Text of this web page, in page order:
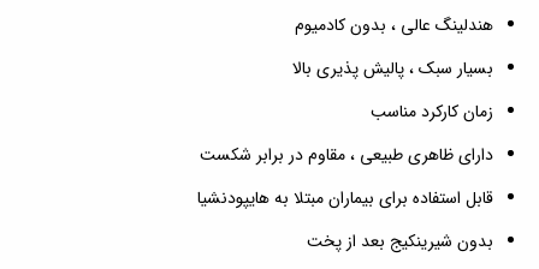
هندلینگ عالی ، بدون کادمیوم
بسیار سبک ، پالیش پذیری بالا
زمان کارکرد مناسب
دارای ظاهری طبیعی ، مقاوم در برابر شکست
قابل استفاده برای بیماران مبتلا به هایپودنشیا
بدون شیرینکیج بعد از پخت